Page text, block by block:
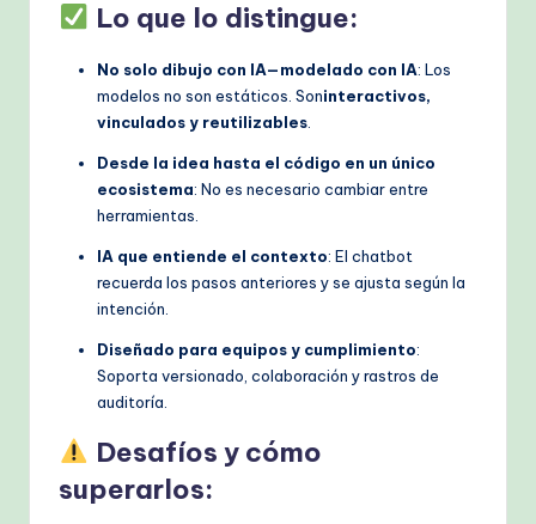
Lo que lo distingue:
No solo dibujo con IA—modelado con IA: Los
modelos no son estáticos. Soninteractivos,
vinculados y reutilizables
Desde la idea hasta el código en un único
ecosistema: No es necesario cambiar entre
herramientas.
IA que entiende el contexto: El chatbot
recuerda los pasos anteriores y se ajusta según la
intención.
Diseñado para equipos y cumplimiento:
Soporta versionado, colaboración y rastros de
auditoría.
Desafíos y cómo
superarlos: